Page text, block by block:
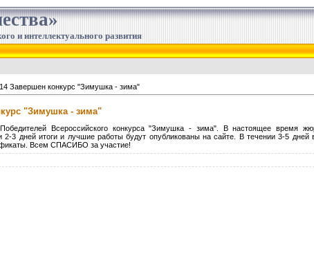
и интеллектуального развития
Завершен конкурс "Зимушка - зима"
"Зимушка - зима"
Всероссийского конкурса "Зимушка - зима". В настоящее время
2-3 дней итоги и лучшие работы будут опубликованы на сайте. В течении 3-5 дней
Всем СПАСИБО за участие!